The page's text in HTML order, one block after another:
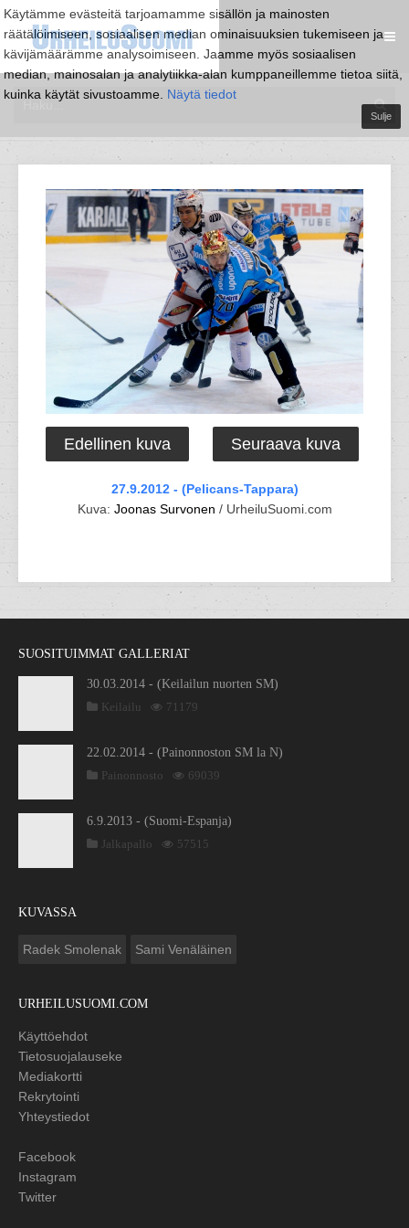
Käytämme evästeitä tarjoamamme sisällön ja mainosten
räätälöimiseen, sosiaalisen median ominaisuuksien tukemiseen ja
kävijämäärämme analysoimiseen. Jaamme myös sosiaalisen
median, mainosalan ja analytiikka-alan kumppaneillemme tietoa siitä,
kuinka käytät sivustoamme. Näytä tiedot
Sulje
Edellinen kuva Seuraava kuva
27.9.2012 - (Pelicans-Tappara)
Kuva: Joonas Survonen / UrheiluSuomi.com
SUOSITUIMMAT GALLERIAT
30.03.2014 - (Keilailun nuorten SM)
Keilailu
71179
22.02.2014 - (Painonnoston SM la N)
Painonnosto
69039
6.9.2013 - (Suomi-Espanja)
Jalkapallo
57515
KUVASSA
Radek Smolenak Sami Venäläinen
URHEILUSUOMI.COM
Käyttöehdot
Tietosuojalauseke
Mediakortti
Rekrytointi
Yhteystiedot
Facebook
Instagram
Twitter